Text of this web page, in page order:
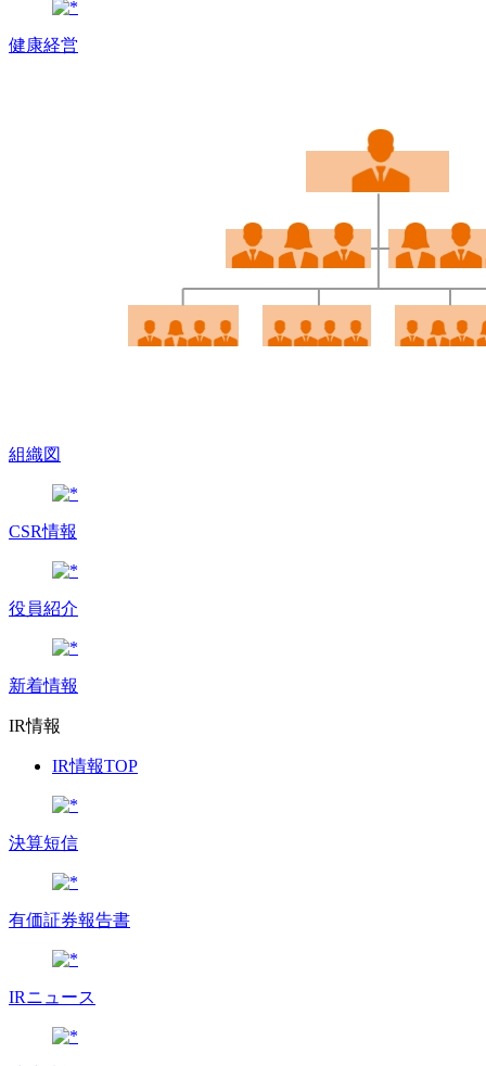
健康経営
組織図
CSR情報
役員紹介
新着情報
IR情報
IR情報TOP
決算短信
有価証券報告書
IRニュース